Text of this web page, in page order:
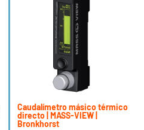
Caudalímetro másico térmico
directo | MASS-VIEW |
Bronkhorst